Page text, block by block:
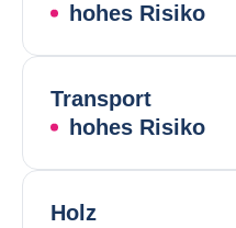
hohes Risiko
Transport
hohes Risiko
Holz